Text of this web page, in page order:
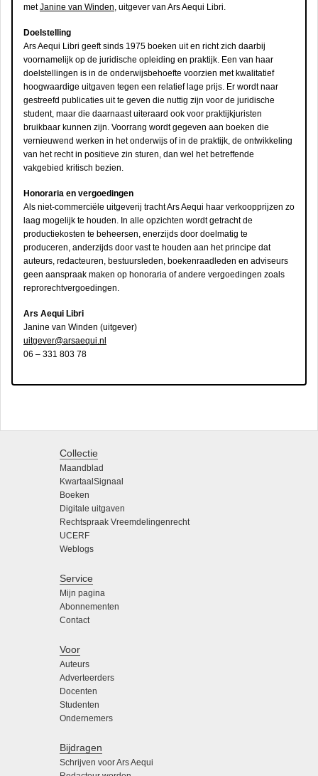
metJanine van Winden, uitgever van Ars Aequi Libri.
Doelstelling
Ars Aequi Libri geeft sinds 1975 boeken uit en richt zich daarbij
voornamelijk op de juridische opleiding en praktijk. Een van haar
doelstellingen is in de onderwijsbehoefte voorzien met kwalitatief
hoogwaardige uitgaven tegen een relatief lage prijs. Er wordt naar
gestreefd publicaties uit te geven die nuttig zijn voor de juridische
student, maar die daarnaast uiteraard ook voor praktijkjuristen
bruikbaar kunnen zijn. Voorrang wordt gegeven aan boeken die
vernieuwend werken in het onderwijs of in de praktijk, de ontwikkeling
van het recht in positieve zin sturen, dan wel het betreffende
vakgebied kritisch bezien.
Honoraria en vergoedingen
Als niet-commerciële uitgeverij tracht Ars Aequi haar verkoopprijzen zo
laag mogelijk te houden. In alle opzichten wordt getracht de
productiekosten te beheersen, enerzijds door doelmatig te
produceren, anderzijds door vast te houden aan het principe dat
auteurs, redacteuren, bestuursleden, boekenraadleden en adviseurs
geen aanspraak maken op honoraria of andere vergoedingen zoals
reprorechtvergoedingen.
Ars Aequi Libri
Janine van Winden (uitgever)
uitgever@arsaequi.nl
06 – 331 803 78
Collectie
Maandblad
KwartaalSignaal
Boeken
Digitale uitgaven
Rechtspraak Vreemdelingenrecht
UCERF
Weblogs
Service
Mijn pagina
Abonnementen
Contact
Voor
Auteurs
Adverteerders
Docenten
Studenten
Ondernemers
Bijdragen
Schrijven voor Ars Aequi